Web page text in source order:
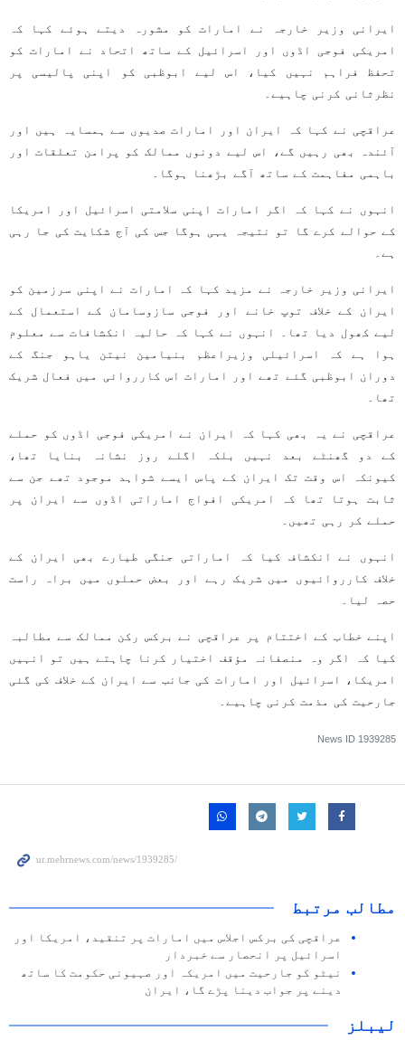
ایرانی وزیر خارجہ نے امارات کو مشورہ دیتے ہوئے کہا کہ
امریکی فوجی اڈوں اور اسرائیل کے ساتھ اتحاد نے امارات کو
تحفظ فراہم نہیں کیا، اس لیے ابوظبی کو اپنی پالیسی پر
نظرثانی کرنی چاہیے۔
عراقچی نے کہا کہ ایران اور امارات صدیوں سے ہمسایہ ہیں اور
آئندہ بھی رہیں گے، اس لیے دونوں ممالک کو پرامن تعلقات اور
باہمی مفاہمت کے ساتھ آگے بڑھنا ہوگا۔
انہوں نے کہا کہ اگر امارات اپنی سلامتی اسرائیل اور امریکا
کے حوالے کرے گا تو نتیجہ یہی ہوگا جس کی آج شکایت کی جا رہی
ہے۔
ایرانی وزیر خارجہ نے مزید کہا کہ امارات نے اپنی سرزمین کو
ایران کے خلاف توپ خانے اور فوجی سازوسامان کے استعمال کے
لیے کھول دیا تھا۔ انہوں نے کہا کہ حالیہ انکشافات سے معلوم
ہوا ہے کہ اسرائیلی وزیراعظم بنیامین نیتن یاہو جنگ کے
دوران ابوظبی گئے تھے اور امارات اس کارروائی میں فعال شریک
تھا۔
عراقچی نے یہ بھی کہا کہ ایران نے امریکی فوجی اڈوں کو حملے
کے دو گھنٹے بعد نہیں بلکہ اگلے روز نشانہ بنایا تھا،
کیونکہ اس وقت تک ایران کے پاس ایسے شواہد موجود تھے جن سے
ثابت ہوتا تھا کہ امریکی افواج اماراتی اڈوں سے ایران پر
حملے کر رہی تھیں۔
انہوں نے انکشاف کیا کہ اماراتی جنگی طیارے بھی ایران کے
خلاف کارروائیوں میں شریک رہے اور بعض حملوں میں براہ راست
حصہ لیا۔
اپنے خطاب کے اختتام پر عراقچی نے برکس رکن ممالک سے مطالبہ
کیا کہ اگر وہ منصفانہ مؤقف اختیار کرنا چاہتے ہیں تو انہیں
امریکا، اسرائیل اور امارات کی جانب سے ایران کے خلاف کی گئی
جارحیت کی مذمت کرنی چاہیے۔
News ID 1939285
مطالب مرتبط
عراقچی کی برکس اجلاس میں امارات پر تنقید، امریکا اور
اسرائیل پر انحصار سے خبردار
نیٹو کو جارحیت میں امریکہ اور صہیونی حکومت کا ساتھ
دینے پر جواب دینا پڑے گا، ایران
لیبلز